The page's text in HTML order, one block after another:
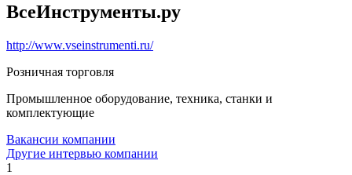
ВсеИнструменты.ру
http://www.vseinstrumenti.ru/
Розничная торговля
Промышленное оборудование, техника, станки и
комплектующие
Вакансии компании
Другие интервью компании
1